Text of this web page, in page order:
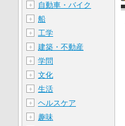
＋ 自動車・バイク
＋ 船
＋ 工学
＋ 建築・不動産
＋ 学問
＋ 文化
＋ 生活
＋ ヘルスケア
＋ 趣味